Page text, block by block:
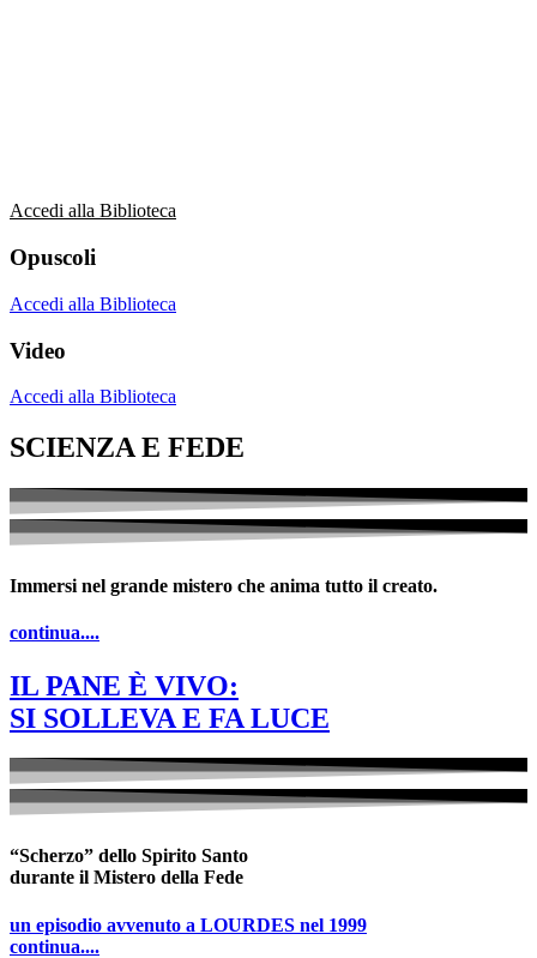
Accedi alla Biblioteca
Opuscoli
Accedi alla Biblioteca
Video
Accedi alla Biblioteca
SCIENZA E FEDE
Immersi nel grande mistero che anima tutto il creato.
continua....
IL PANE È VIVO:
SI SOLLEVA E FA LUCE
“Scherzo” dello Spirito Santo
durante il Mistero della Fede
un episodio avvenuto a LOURDES nel 1999
continua....